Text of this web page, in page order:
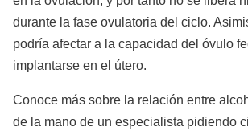
durante la fase ovulatoria del ciclo.
podría afectar a la capacidad del óvulo
implantarse en el útero.
Conoce más sobre la relación entre
de la mano de un especialista pidiendo